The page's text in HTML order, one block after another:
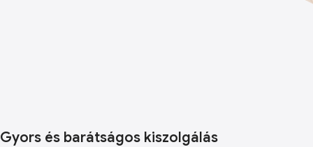
Gyors és barátságos kiszolgálás